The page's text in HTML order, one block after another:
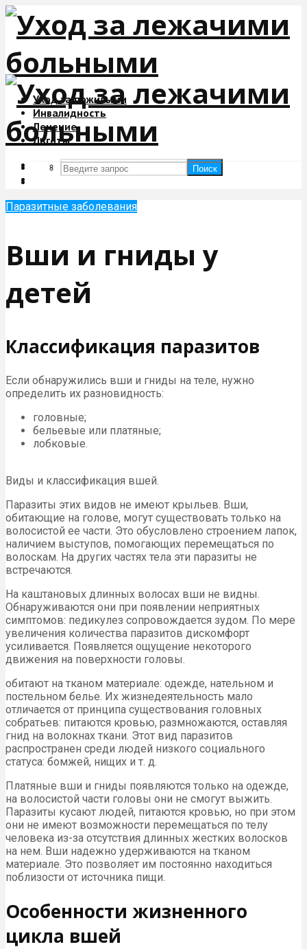
Уход за пожилыми
Инвалидность
Лечение
Льготы
Поиск
Поиск
Паразитные заболевания
Вши и гниды у
детей
Классификация паразитов
Если обнаружились вши и гниды на теле, нужно
определить их разновидность:
головные;
бельевые или платяные;
лобковые.
Виды и классификация вшей.
Паразиты этих видов не имеют крыльев. Вши,
обитающие на голове, могут существовать только на
волосистой ее части. Это обусловлено строением лапок,
наличием выступов, помогающих перемещаться по
волоскам. На других частях тела эти паразиты не
встречаются.
На каштановых длинных волосах вши не видны.
Обнаруживаются они при появлении неприятных
симптомов: педикулез сопровождается зудом. По мере
увеличения количества паразитов дискомфорт
усиливается. Появляется ощущение некоторого
движения на поверхности головы.
обитают на тканом материале: одежде, нательном и
постельном белье. Их жизнедеятельность мало
отличается от принципа существования головных
собратьев: питаются кровью, размножаются, оставляя
гнид на волокнах ткани. Этот вид паразитов
распространен среди людей низкого социального
статуса: бомжей, нищих и т. д.
Платяные вши и гниды появляются только на одежде,
на волосистой части головы они не смогут выжить.
Паразиты кусают людей, питаются кровью, но при этом
они не имеют возможности перемещаться по телу
человека из-за отсутствия длинных жестких волосков
на нем. Вши надежно удерживаются на тканом
материале. Это позволяет им постоянно находиться
поблизости от источника пищи.
Особенности жизненного
цикла вшей